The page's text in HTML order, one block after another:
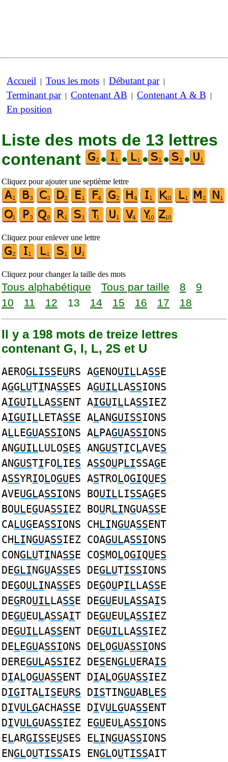
Accueil | Tous les mots | Débutant par|
Terminant par| Contenant AB | Contenant A & B |
En position
Liste des mots de 13 lettres
contenant
• • • • •
Cliquez pour ajouter une septième lettre
Cliquez pour enlever une lettre
Cliquez pour changer la taille des mots
Tous alphabétique Tous par taille 8
9
10
11 12 13 14 15 16 17 18
Il y a 198 mots de treize lettres
contenant G, I, L, 2S et U
AEROGLISSEURS AGENOUILLASSE
AGGLUTINASSES AGUILLASSIONS
AIGUILLASSENT AIGUILLASSIEZ
AIGUILLETASSE ALANGUISSIONS
ALLEGUASSIONS ALPAGUASSIONS
ANGUILLULOSES ANGUSTICLAVES
ANGUSTIFOLIES ASSOUPLISSAGE
ASSYRIOLOGUES ASTROLOGIQUES
AVEUGLASSIONS BOUILLISSAGES
BOULEGUASSIEZ BOURLINGUASSE
CALUGEASSIONS CHLINGUASSENT
CHLINGUASSIEZ COAGULASSIONS
CONGLUTINASSE COSMOLOGIQUES
DEGLINGUASSES DEGLUTISSIONS
DEGOULINASSES DEGOUPILLASSE
DEGROUILLASSE DEGUEULASSAIS
DEGUEULASSAIT DEGUEULASSIEZ
DEGUILLASSENT DEGUILLASSIEZ
DELEGUASSIONS DELOGUASSIONS
DEREGULASSIEZ DESENGLUERAIS
DIALOGUASSENT DIALOGUASSIEZ
DIGITALISEURS DISTINGUABLES
DIVULGACHASSE DIVULGUASSENT
DIVULGUASSIEZ EGUEULASSIONS
ELARGISSEUSES ELINGUASSIONS
ENGLOUTISSAIS ENGLOUTISSAIT